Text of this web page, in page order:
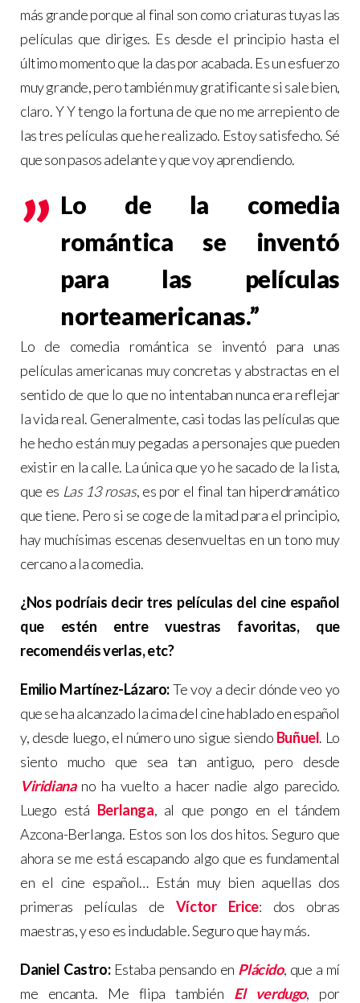
más grande porque al final son como criaturas tuyas las
películas que diriges. Es desde el principio hasta el
último momento que la das por acabada. Es un esfuerzo
muy grande, pero también muy gratificante si sale bien,
claro. Y Y tengo la fortuna de que no me arrepiento de
las tres películas que he realizado. Estoy satisfecho. Sé
que son pasos adelante y que voy aprendiendo.
Lo de la comedia
romántica se inventó
para las películas
norteamericanas.”
Lo de comedia romántica se inventó para unas
películas americanas muy concretas y abstractas en el
sentido de que lo que no intentaban nunca era reflejar
la vida real. Generalmente, casi todas las películas que
he hecho están muy pegadas a personajes que pueden
existir en la calle. La única que yo he sacado de la lista,
que es Las 13 rosas, es por el final tan hiperdramático
que tiene. Pero si se coge de la mitad para el principio,
hay muchísimas escenas desenvueltas en un tono muy
cercano a la comedia.
¿Nos podríais decir tres películas del cine español
que estén entre vuestras favoritas, que
recomendéis verlas, etc?
Emilio Martínez-Lázaro:Te voy a decir dónde veo yo
que se ha alcanzado la cima del cine hablado en español
y, desde luego, el número uno sigue siendo Buñuel. Lo
siento mucho que sea tan antiguo, pero desde
Viridianano ha vuelto a hacer nadie algo parecido.
Luego está Berlanga, al que pongo en el tándem
Azcona-Berlanga. Estos son los dos hitos. Seguro que
ahora se me está escapando algo que es fundamental
en el cine español… Están muy bien aquellas dos
primeras películas de Víctor Erice: dos obras
maestras, y eso es indudable. Seguro que hay más.
Daniel Castro: Estaba pensando en Plácido, que a mí
me encanta. Me flipa también El verdugo, por